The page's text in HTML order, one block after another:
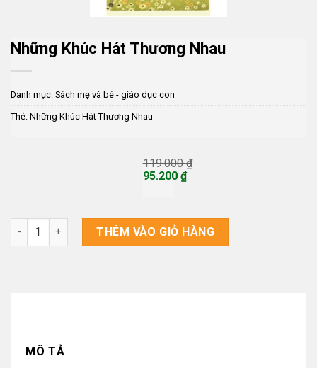
Những Khúc Hát Thương Nhau
Danh mục: Sách mẹ và bé - giáo dục con
Thẻ: Những Khúc Hát Thương Nhau
119.000₫
Giá
95.200 ₫
là:
95.200 ₫.
Những Khúc Hát Thương Nhau số lượng
THÊM VÀO GIỎ HÀNG
MÔ TẢ